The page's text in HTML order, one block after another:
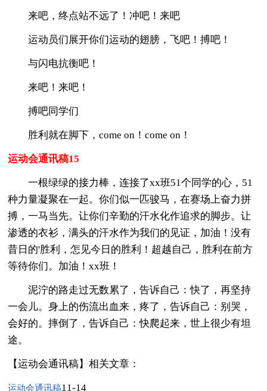
来吧，终点站不远了！冲吧！来吧
运动员们展开你们运动的翅膀，飞吧！搏吧！
与闪电抗衡吧！
来吧！来吧！
搏吧同学们
胜利就在脚下，come on！come on！
运动会通讯稿15
一根绿绿的接力棒，连接了xx班51个同学的心，51
种力量凝聚在一起。你们似一匹骏马，在赛场上奋力拼
搏，一马当先。让你们辛勤的汗水化作追求的脚步。让
渗透的衣衫，满头的汗水作为我们的见证，加油！没有
昔日的'胜利，怎见今日的胜利！超越自己，胜利在前方
等待你们。加油！xx班！
泥泞的路走过无数累了，告诉自己：快了，再坚持
一会儿。身上的伤流出血来，疼了，告诉自己：别哭，
会好的。摔倒了，告诉自己：快爬起来，世上很少有坦
途。
【运动会通讯稿】相关文章：
运动会通讯稿11-14